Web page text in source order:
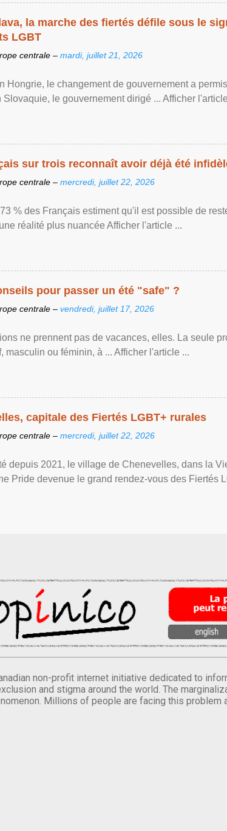
la marche des fiertés défile sous le
LGBT
centrale – mardi, juillet 21, 2026
Hongrie, le changement de gouvernement a
Slovaquie, le gouvernement dirigé ... Afficher
sur trois reconnaît avoir déjà été
centrale – mercredi, juillet 22, 2026
% des Français estiment qu'il est possible de
réalité plus nuancée Afficher l'article ...
pour passer un été "safe" ?
centrale – vendredi, juillet 17, 2026
ne prennent pas de vacances, elles. La seule
masculin ou féminin, à ... Afficher l'article ...
capitale des Fiertés LGBT+ rurales
centrale – mercredi, juillet 22, 2026
depuis 2021, le village de Chenevelles, dans la
Pride devenue le grand rendez-vous des Fiertés
non-profit internet initiative dedicated to
and stigma around the world. The
Millions of people are facing this problem